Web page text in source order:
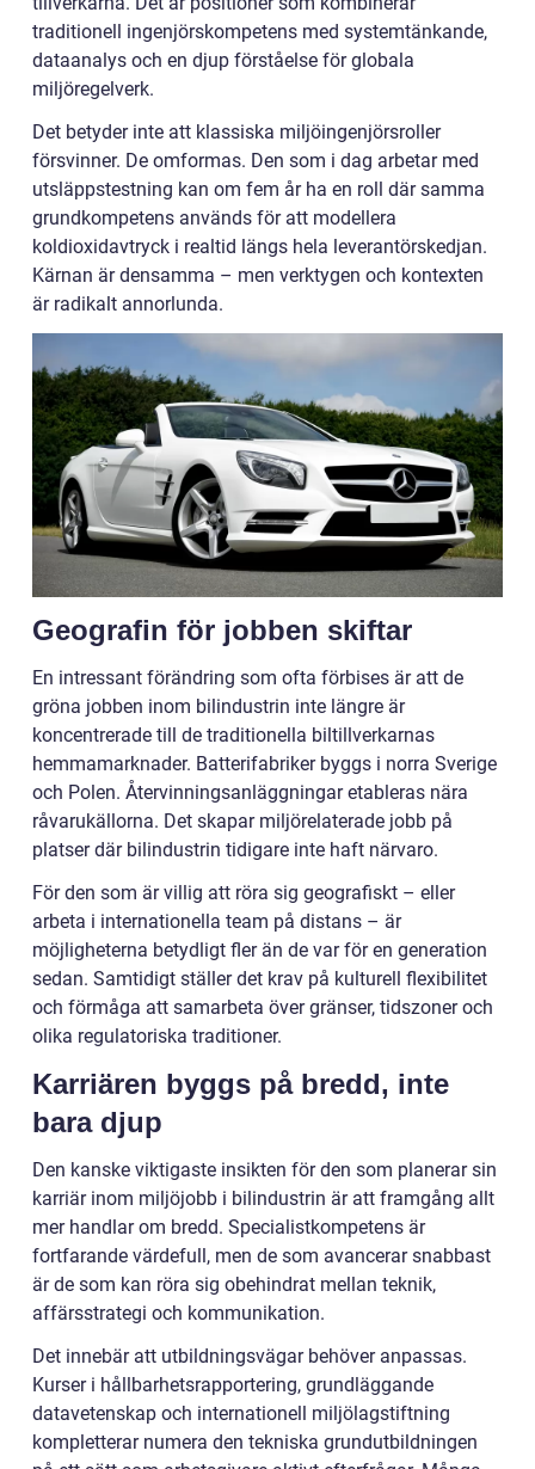
traditionell ingenjörskompetens med systemtänkande,
dataanalys och en djup förståelse för globala
miljöregelverk.
Det betyder inte att klassiska miljöingenjörsroller
försvinner. De omformas. Den som i dag arbetar med
utsläppstestning kan om fem år ha en roll där samma
grundkompetens används för att modellera
koldioxidavtryck i realtid längs hela leverantörskedjan.
Kärnan är densamma – men verktygen och kontexten
är radikalt annorlunda.
Geografin för jobben skiftar
En intressant förändring som ofta förbises är att de
gröna jobben inom bilindustrin inte längre är
koncentrerade till de traditionella biltillverkarnas
hemmamarknader. Batterifabriker byggs i norra Sverige
och Polen. Återvinningsanläggningar etableras nära
råvarukällorna. Det skapar miljörelaterade jobb på
platser där bilindustrin tidigare inte haft närvaro.
För den som är villig att röra sig geografiskt – eller
arbeta i internationella team på distans – är
möjligheterna betydligt fler än de var för en generation
sedan. Samtidigt ställer det krav på kulturell flexibilitet
och förmåga att samarbeta över gränser, tidszoner och
olika regulatoriska traditioner.
Karriären byggs på bredd, inte
bara djup
Den kanske viktigaste insikten för den som planerar sin
karriär inom miljöjobb i bilindustrin är att framgång allt
mer handlar om bredd. Specialistkompetens är
fortfarande värdefull, men de som avancerar snabbast
är de som kan röra sig obehindrat mellan teknik,
affärsstrategi och kommunikation.
Det innebär att utbildningsvägar behöver anpassas.
Kurser i hållbarhetsrapportering, grundläggande
datavetenskap och internationell miljölagstiftning
kompletterar numera den tekniska grundutbildningen